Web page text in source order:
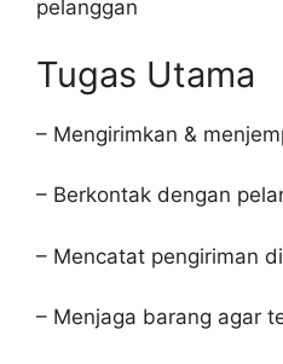
pelanggan
Tugas Utama
– Mengirimkan &
– Berkontak dengan
– Mencatat pengiriman
– Menjaga barang agar